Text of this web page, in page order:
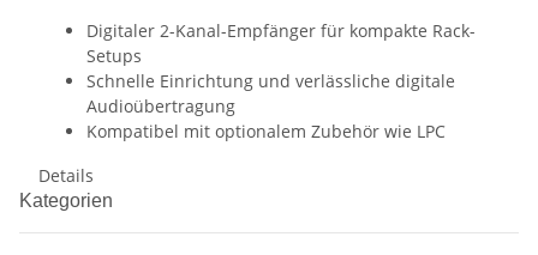
Digitaler 2-Kanal-Empfänger für kompakte Rack-
Setups
Schnelle Einrichtung und verlässliche digitale
Audioübertragung
Kompatibel mit optionalem Zubehör wie LPC
Details
Kategorien